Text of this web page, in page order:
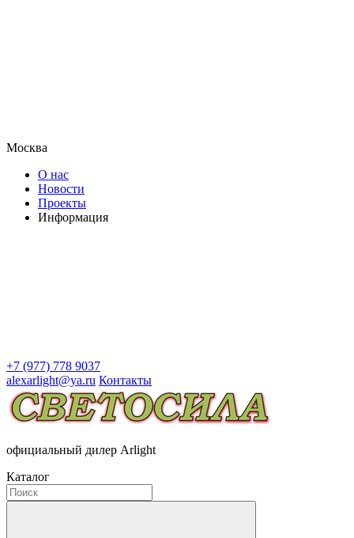
Москва
О нас
Новости
Проекты
Информация
+7 (977) 778 9037
alexarlight@ya.ru Контакты
официальный дилер Arlight
Каталог